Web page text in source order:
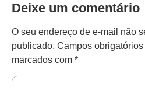
Deixe um comentário
O seu endereço de e-mail não
publicado. Campos obrigatórios
marcados com *